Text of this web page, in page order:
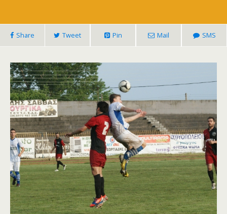
Share Tweet Pin Mail SMS